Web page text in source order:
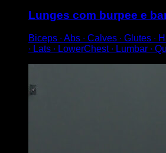
Lunges com burpee e
Biceps ∙ Abs ∙ Calves ∙ Glutes ∙
∙ Lats ∙ LowerChest ∙ Lumbar ∙